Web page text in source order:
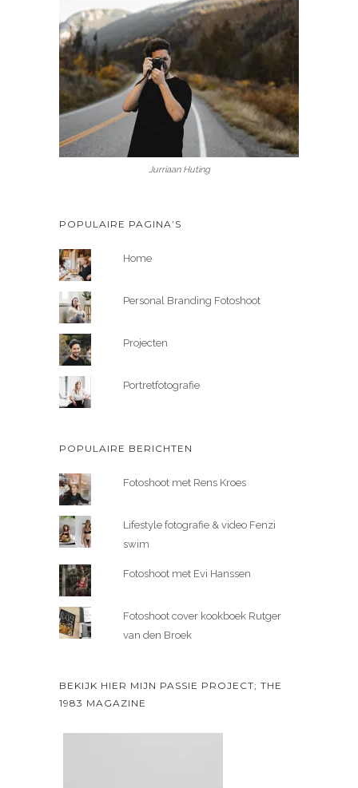
Jurriaan Huting
POPULAIRE PAGINA’S
Home
Personal Branding Fotoshoot
Projecten
Portretfotografie
POPULAIRE BERICHTEN
Fotoshoot met Rens Kroes
Lifestyle fotografie & video Fenzi
swim
Fotoshoot met Evi Hanssen
Fotoshoot cover kookboek Rutger
van den Broek
BEKIJK HIER MIJN PASSIE PROJECT; THE
1983 MAGAZINE